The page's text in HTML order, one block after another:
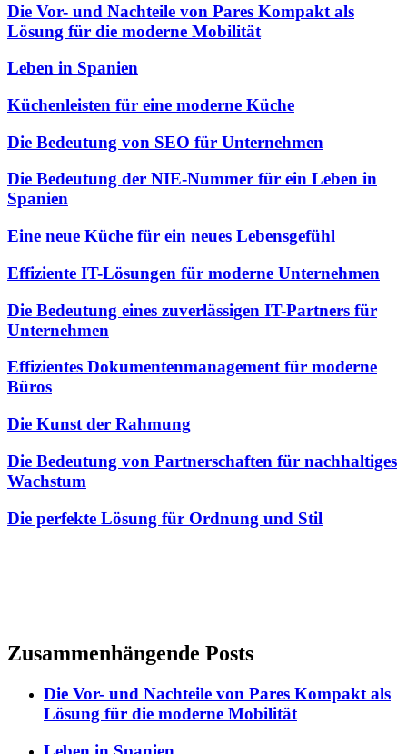
Die Vor- und Nachteile von Pares Kompakt als
Lösung für die moderne Mobilität
Leben in Spanien
Küchenleisten für eine moderne Küche
Die Bedeutung von SEO für Unternehmen
Die Bedeutung der NIE-Nummer für ein Leben in
Spanien
Eine neue Küche für ein neues Lebensgefühl
Effiziente IT-Lösungen für moderne Unternehmen
Die Bedeutung eines zuverlässigen IT-Partners für
Unternehmen
Effizientes Dokumentenmanagement für moderne
Büros
Die Kunst der Rahmung
Die Bedeutung von Partnerschaften für nachhaltiges
Wachstum
Die perfekte Lösung für Ordnung und Stil
Zusammenhängende Posts
Die Vor- und Nachteile von Pares Kompakt als
Lösung für die moderne Mobilität